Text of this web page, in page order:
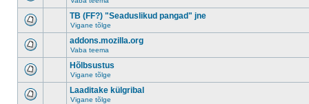
TB (FF?) "Seaduslikud pangad" jne
Vigane tõlge
addons.mozilla.org
Vaba teema
Hõlbsustus
Vigane tõlge
Laaditake külgribal
Vigane tõlge